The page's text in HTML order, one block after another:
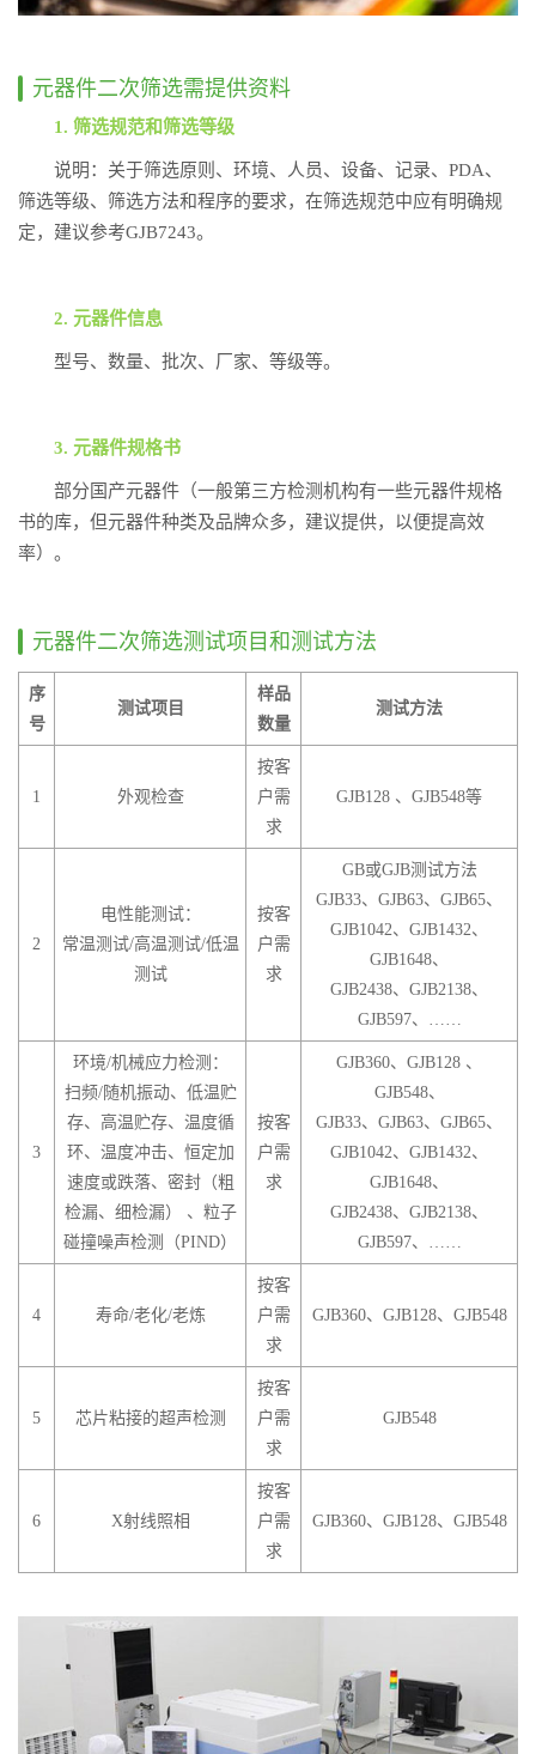
元器件二次筛选需提供资料
1. 筛选规范和筛选等级
说明：关于筛选原则、环境、人员、设备、记录、PDA、
筛选等级、筛选方法和程序的要求，在筛选规范中应有明确规
定，建议参考GJB7243。
2. 元器件信息
型号、数量、批次、厂家、等级等。
3. 元器件规格书
部分国产元器件（一般第三方检测机构有一些元器件规格
书的库，但元器件种类及品牌众多，建议提供，以便提高效
率）。
元器件二次筛选测试项目和测试方法
序
号
测试项目
样品
数量
测试方法
1 外观检查
按客
户需
求
GJB128 、GJB548等
2
电性能测试：
常温测试/高温测试/低温
测试
按客
户需
求
GB或GJB测试方法
GJB33、GJB63、GJB65、
GJB1042、GJB1432、
GJB1648、
GJB2438、GJB2138、
GJB597、……
3
环境/机械应力检测：
扫频/随机振动、低温贮
存、高温贮存、温度循
环、温度冲击、恒定加
速度或跌落、密封（粗
检漏、细检漏） 、粒子
碰撞噪声检测（PIND）
按客
户需
求
GJB360、GJB128 、
GJB548、
GJB33、GJB63、GJB65、
GJB1042、GJB1432、
GJB1648、
GJB2438、GJB2138、
GJB597、……
4 寿命/老化/老炼
按客
户需
求
GJB360、GJB128、GJB548
5 芯片粘接的超声检测
按客
户需
求
GJB548
6 X射线照相
按客
户需
求
GJB360、GJB128、GJB548